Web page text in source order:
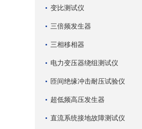
变比测试仪
三倍频发生器
三相移相器
电力变压器绕组测试仪
匝间绝缘冲击耐压试验仪
超低频高压发生器
直流系统接地故障测试仪